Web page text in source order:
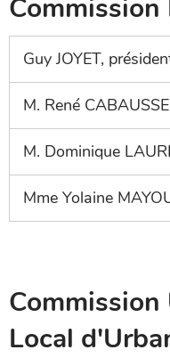
Guy JOYET,
M. René
M. Dominique
Mme Yolaine
Local